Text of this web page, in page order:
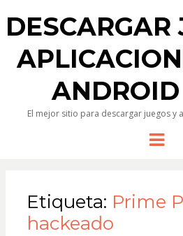
DESCARGAR
El mejor sitio para descargar juegos y
Etiqueta: Prime
hackeado